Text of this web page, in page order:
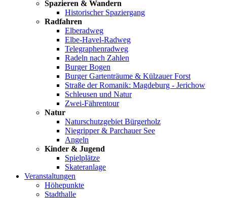
Spazieren & Wandern
Historischer Spaziergang
Radfahren
Elberadweg
Elbe-Havel-Radweg
Telegraphenradweg
Radeln nach Zahlen
Burger Bogen
Burger Gartenträume & Külzauer Forst
Straße der Romanik: Magdeburg - Jerichow
Schleusen und Natur
Zwei-Fährentour
Natur
Naturschutzgebiet Bürgerholz
Niegripper & Parchauer See
Angeln
Kinder & Jugend
Spielplätze
Skateranlage
Veranstaltungen
Höhepunkte
Stadthalle